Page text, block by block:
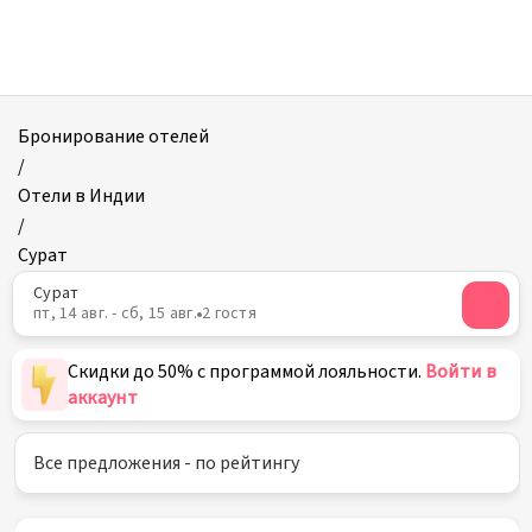
Бронирование отелей
/
Отели в Индии
/
Сурат
Сурат
пт, 14 авг. - сб, 15 авг. 2 гостя
Скидки до 50% с программой лояльности. Войти в
аккаунт
Все предложения - по рейтингу